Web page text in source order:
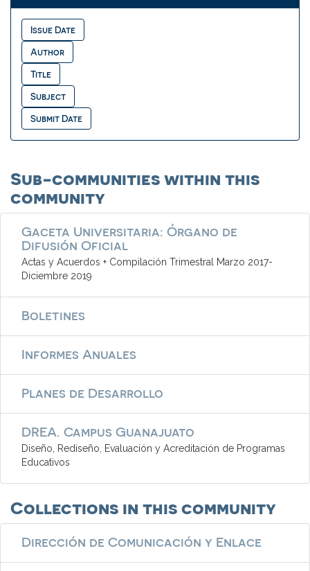
Sub-communities within this
community
Gaceta Universitaria: Órgano de
Difusión Oficial
Actas y Acuerdos + Compilación Trimestral Marzo 2017-
Diciembre 2019
Boletines
Informes Anuales
Planes de Desarrollo
DREA. Campus Guanajuato
Diseño, Rediseño, Evaluación y Acreditación de Programas
Educativos
Collections in this community
Dirección de Comunicación y Enlace